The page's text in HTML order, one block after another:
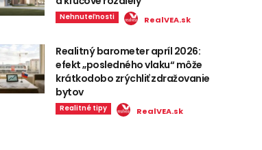
Nehnuteľnosti RealVEA.sk
Realitný barometer apríl 2026:
efekt „posledného vlaku“ môže
krátkodobo zrýchliť zdražovanie
bytov
Realitné tipy RealVEA.sk